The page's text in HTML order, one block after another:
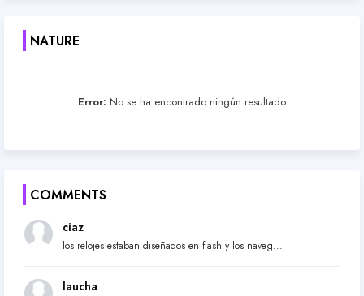
NATURE
Error: No se ha encontrado ningún resultado
COMMENTS
ciaz
los relojes estaban diseñados en flash y los naveg...
laucha